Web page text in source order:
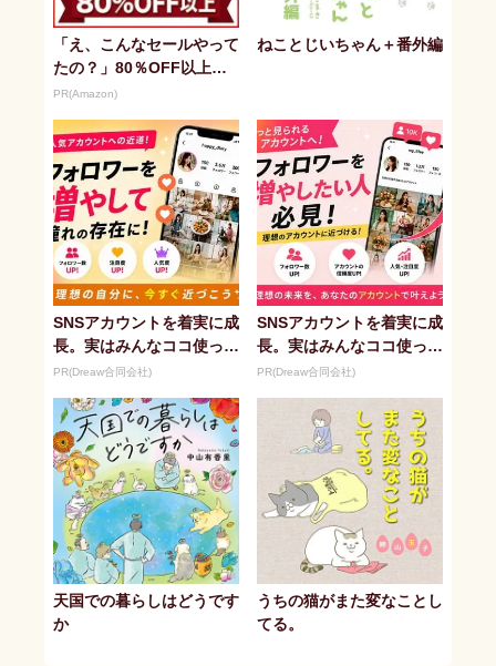
「え、こんなセールやって
たの？」80％OFF以上が
続々登場！Amazonの本気
PR(Amazon)
ねことじいちゃん＋番外編
SNSアカウントを着実に成
長。実はみんなココ使って
ます。
PR(Dreaw合同会社)
SNSアカウントを着実に成
長。実はみんなココ使って
ます。
PR(Dreaw合同会社)
天国での暮らしはどうです
か
うちの猫がまた変なことし
てる。